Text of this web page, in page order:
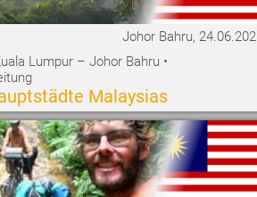
Johor Bahru,
Lumpur – Johor Bahru •
Malaysias